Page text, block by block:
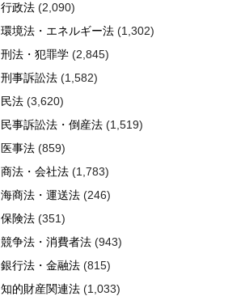
行政法 (2,090)
環境法・エネルギー法 (1,302)
刑法・犯罪学 (2,845)
刑事訴訟法 (1,582)
民法 (3,620)
民事訴訟法・倒産法 (1,519)
医事法 (859)
商法・会社法 (1,783)
海商法・運送法 (246)
保険法 (351)
競争法・消費者法 (943)
銀行法・金融法 (815)
知的財産関連法 (1,033)